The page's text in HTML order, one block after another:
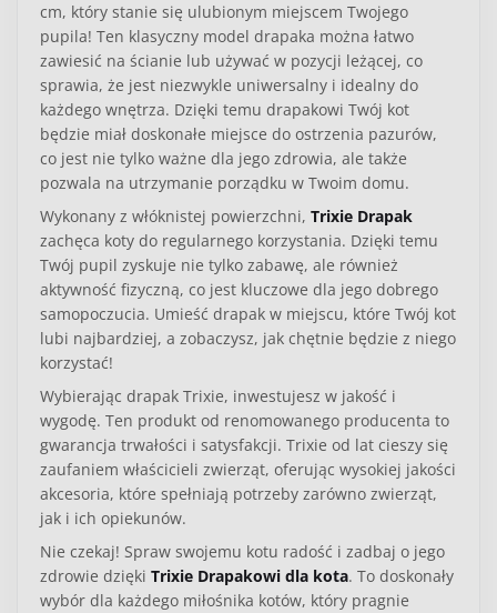
cm, który stanie się ulubionym miejscem Twojego
pupila! Ten klasyczny model drapaka można łatwo
zawiesić na ścianie lub używać w pozycji leżącej, co
sprawia, że jest niezwykle uniwersalny i idealny do
każdego wnętrza. Dzięki temu drapakowi Twój kot
będzie miał doskonałe miejsce do ostrzenia pazurów,
co jest nie tylko ważne dla jego zdrowia, ale także
pozwala na utrzymanie porządku w Twoim domu.
Wykonany z włóknistej powierzchni, Trixie Drapak
zachęca koty do regularnego korzystania. Dzięki temu
Twój pupil zyskuje nie tylko zabawę, ale również
aktywność fizyczną, co jest kluczowe dla jego dobrego
samopoczucia. Umieść drapak w miejscu, które Twój kot
lubi najbardziej, a zobaczysz, jak chętnie będzie z niego
korzystać!
Wybierając drapak Trixie, inwestujesz w jakość i
wygodę. Ten produkt od renomowanego producenta to
gwarancja trwałości i satysfakcji. Trixie od lat cieszy się
zaufaniem właścicieli zwierząt, oferując wysokiej jakości
akcesoria, które spełniają potrzeby zarówno zwierząt,
jak i ich opiekunów.
Nie czekaj! Spraw swojemu kotu radość i zadbaj o jego
zdrowie dzięki Trixie Drapakowi dla kota. To doskonały
wybór dla każdego miłośnika kotów, który pragnie